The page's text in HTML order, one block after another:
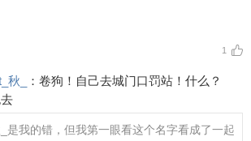
1
秋_ ： 卷狗！自己去城门口罚站！什么？
是我的错，但我第一眼看这个名字看成了一起